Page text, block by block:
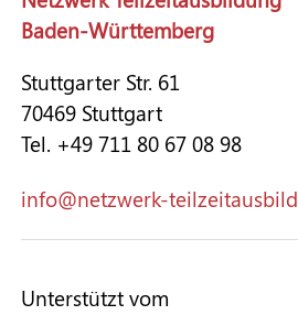
Baden-Württemberg
Stuttgarter Str. 61
70469 Stuttgart
Tel. +49 711 80 67 08 98
nf
n tzw rk-t lz t sb ld
Unterstützt vom